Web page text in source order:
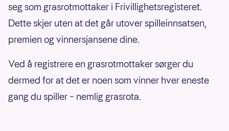
seg som grasrotmottaker i Frivillighetsregisteret.
Dette skjer uten at det går utover spilleinnsatsen,
premien og vinnersjansene dine.
Ved å registrere en grasrotmottaker sørger du
dermed for at det er noen som vinner hver eneste
gang du spiller – nemlig grasrota.